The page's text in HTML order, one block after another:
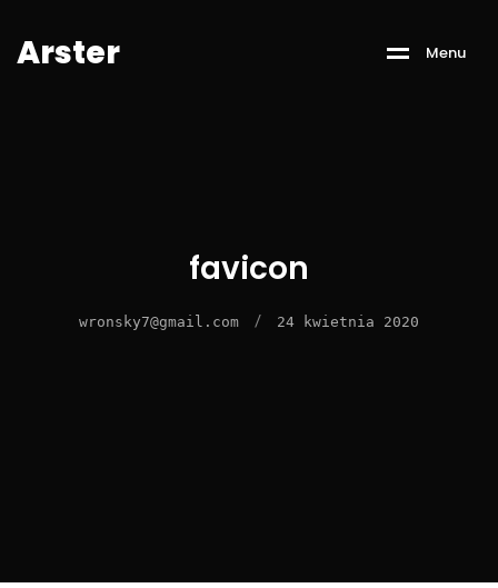
Arster Menu
favicon
wronsky7@gmail.com / 24 kwietnia 2020